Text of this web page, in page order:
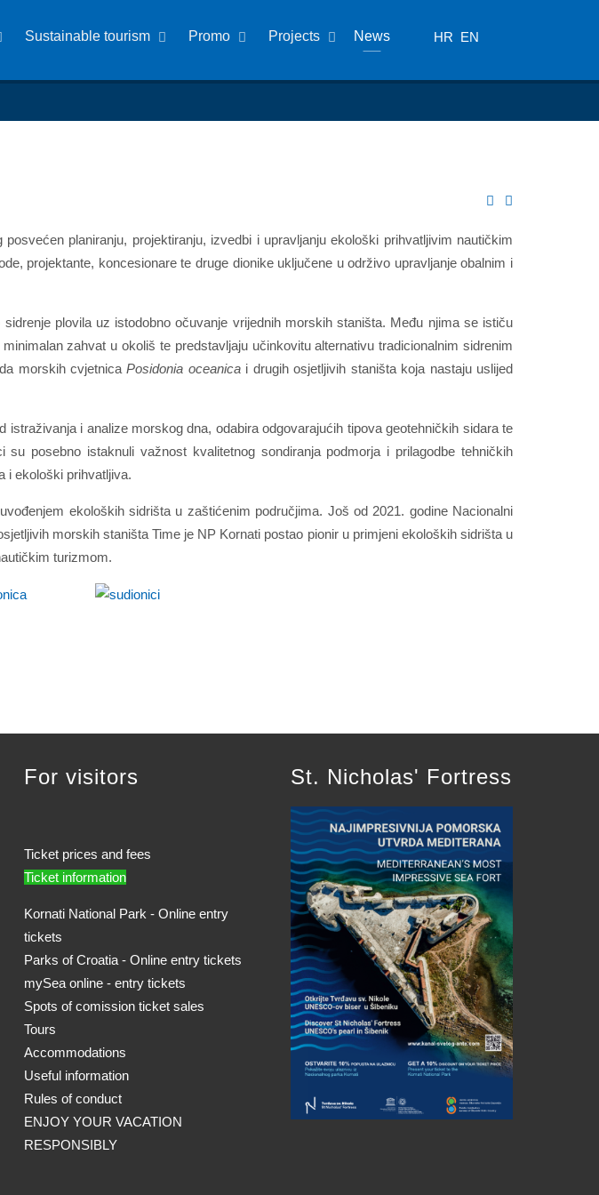
Sustainable tourism Promo Projects News HR EN
planiranju, projektiranju, izvedbi i upravljanju ekološki prihvatljivim nautičkim
projektante, koncesionare te druge dionike uključene u održivo upravljanje obalnim i
plovila uz istodobno očuvanje vrijednih morskih staništa. Među njima se ističu
zahvat u okoliš te predstavljaju učinkovitu alternativu tradicionalnim sidrenim
morskih cvjetnicaPosidonia oceanicai drugih osjetljivih staništa koja nastaju uslijed
i analize morskog dna, odabira odgovarajućih tipova geotehničkih sidara te
posebno istaknuli važnost kvalitetnog sondiranja podmorja i prilagodbe tehničkih
i ekološki prihvatljiva.
ekoloških sidrišta u zaštićenim područjima. Još od 2021. godine Nacionalni
morskih staništa Time je NP Kornati postao pionir u primjeni ekoloških sidrišta u
turizmom.
For visitors
Ticket prices and fees
Ticket information
Kornati National Park - Online entry
tickets
Parks of Croatia - Online entry tickets
mySea online - entry tickets
Spots of comission ticket sales
Tours
Accommodations
Useful information
Rules of conduct
ENJOY YOUR VACATION
RESPONSIBLY
St. Nicholas' Fortress